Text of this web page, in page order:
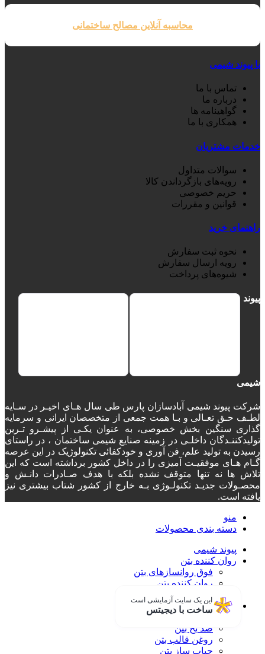
محاسبه آنلاین مصالح ساختمانی
با پیوند شیمی
تماس با ما
درباره ما
گواهینامه ها
همکاری با ما
خدمات مشتریان
سوالات متداول
رویه‌های بازگرداندن کالا
حریم خصوصی
قوانین و مقررات
راهنمای خرید
نحوه ثبت سفارش
رویه ارسال سفارش
شیوه‌های پرداخت
پیوند
شیمی
شرکت پیوند شیمی آبادسازان پارس طی سال هـای اخیـر در سـایه
لطـف حـق تعـالی و بـا همت جمعی از متخصصان ایرانی و سرمایه
گذاری سنگین بخش خصوصی، به عنوان یکـی از پیشـرو تـرین
تولیدکننـدگان داخلـی در زمینه صنایع شیمی ساختمان ، در راستای
رسیدن به تولید علم، فن آوری و خودکفائی تکنولوژیک در این عرصه
گـام هـای موفقیـت آمیزی را در داخل کشور برداشته است که این
تلاش ها نه تنها متوقف نشده بلکه با هدف صـادرات دانـش و
محصـولات جدیـد تکنولـوژی بـه خارج از کشور شتاب بیشتری نیز
یافته است.
منو
دسته‌ بندی محصولات
پیوند شیمی
روان کننده بتن
فوق روانسازهای بتن
روان کننده بتن
فوق روان کننده های بتن
افزودنی بتن
الیاف پلی پروپیلن
ضد یخ بتن
روغن قالب بتن
حباب ساز بتن
این یک سایت آزمایشی است
ساخت با دیجیتس